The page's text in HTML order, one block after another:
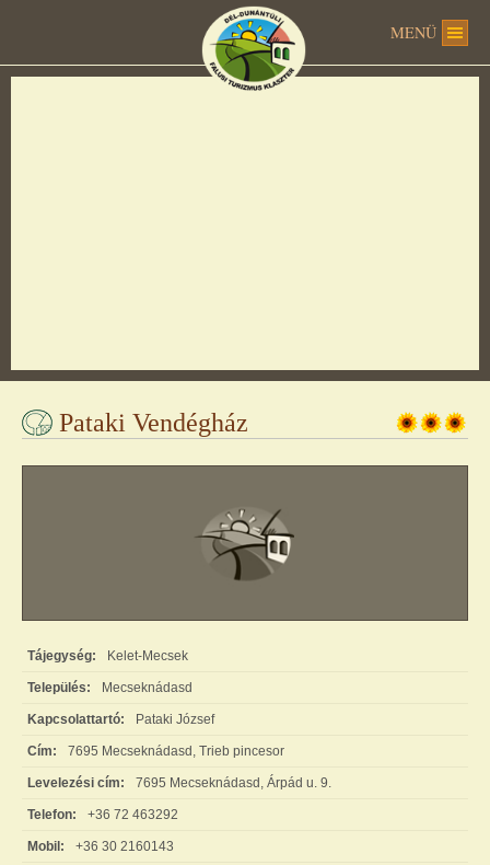
MENÜ
Pataki Vendégház
Tájegység: Kelet-Mecsek
Település: Mecseknádasd
Kapcsolattartó: Pataki József
Cím: 7695 Mecseknádasd, Trieb pincesor
Levelezési cím: 7695 Mecseknádasd, Árpád u. 9.
Telefon: +36 72 463292
Mobil: +36 30 2160143